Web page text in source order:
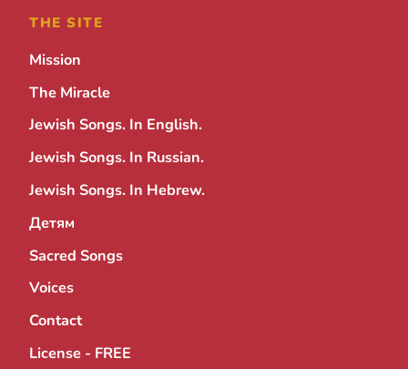
THE SITE
Mission
The Miracle
Jewish Songs. In English.
Jewish Songs. In Russian.
Jewish Songs. In Hebrew.
Детям
Sacred Songs
Voices
Contact
License - FREE